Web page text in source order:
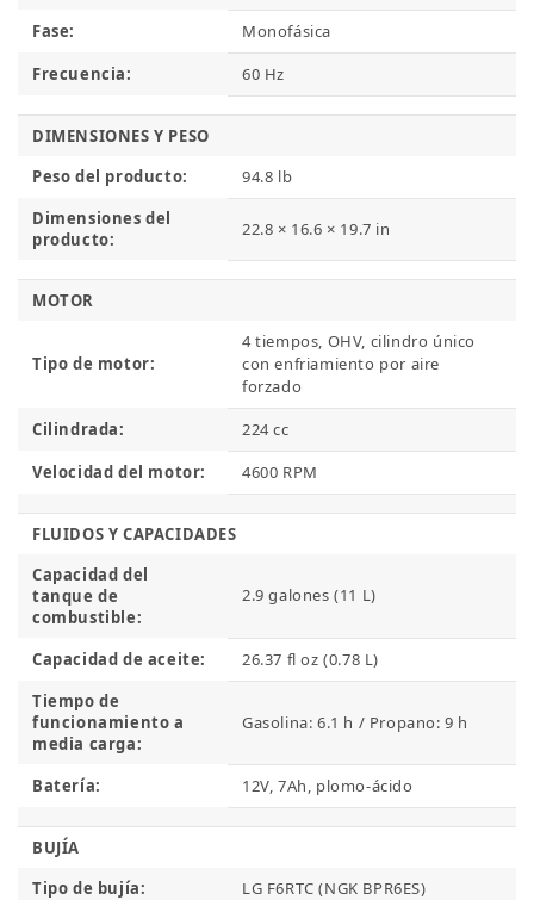
Fase:
Monofásica
Frecuencia:
60 Hz
DIMENSIONES Y PESO
Peso del producto:
94.8 lb
Dimensiones del
producto:
22.8 × 16.6 × 19.7 in
MOTOR
Tipo de motor:
4 tiempos, OHV, cilindro único
con enfriamiento por aire
forzado
Cilindrada:
224 cc
Velocidad del motor:
4600 RPM
FLUIDOS Y CAPACIDADES
Capacidad del
tanque de
combustible:
2.9 galones (11 L)
Capacidad de aceite:
26.37 fl oz (0.78 L)
Tiempo de
funcionamiento a
media carga:
Gasolina: 6.1 h / Propano: 9 h
Batería: 12V, 7Ah, plomo-ácido
BUJÍA
Tipo de bujía:
LG F6RTC (NGK BPR6ES)